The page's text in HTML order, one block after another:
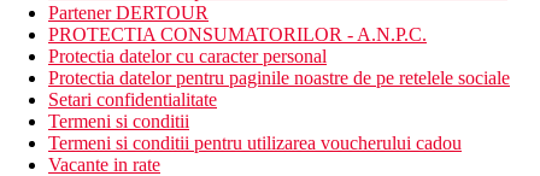
3 stele
Nota
https://www.urahotels.com/en/jardin-del-atlantico/
Distanţe
Partener DERTOUR
PROTECTIA CONSUMATORILOR - A.N.P.C.
Protectia datelor cu caracter personal
Protectia datelor pentru paginile noastre de pe retelele sociale
Setari confidentialitate
Termeni si conditii
Termeni si conditii pentru utilizarea voucherului cadou
Vacante in rate